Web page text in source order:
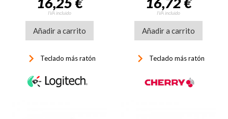
IVA incluido
Añadir a carrito
keyboard_arrow_right Teclado más ratón
IVA incluido
Añadir a carrito
keyboard_arrow_right Teclado más ratón